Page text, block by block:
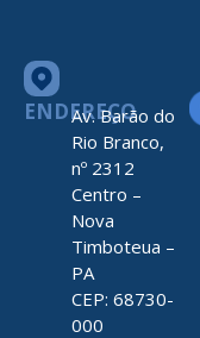
ENDEREÇO
Av. Barão do
Rio Branco,
nº 2312
Centro –
Nova
Timboteua –
PA
CEP: 68730-
000